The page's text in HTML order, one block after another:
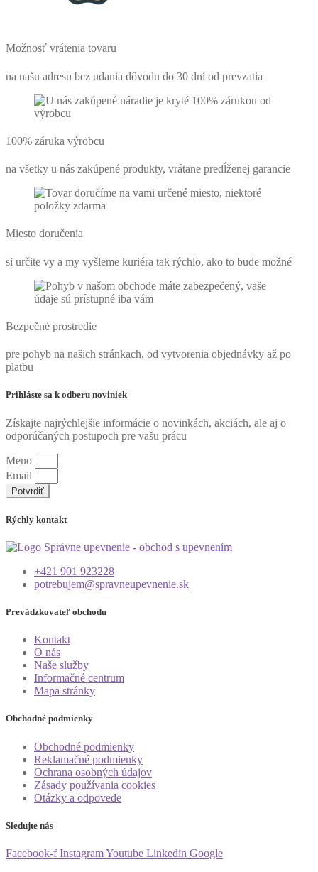
Možnosť vrátenia tovaru
na našu adresu bez udania dôvodu do 30 dní od prevzatia
100% záruka výrobcu
na všetky u nás zakúpené produkty, vrátane predĺženej garancie
Miesto doručenia
si určite vy a my vyšleme kuriéra tak rýchlo, ako to bude možné
Bezpečné prostredie
pre pohyb na našich stránkach, od vytvorenia objednávky až po
platbu
Prihláste sa k odberu noviniek
Získajte najrýchlejšie informácie o novinkách, akciách, ale aj o
odporúčaných postupoch pre vašu prácu
Meno
Email
Potvrdiť
Rýchly kontakt
+421 901 923228
potrebujem@spravneupevnenie.sk
Prevádzkovateľ obchodu
Kontakt
O nás
Naše služby
Informačné centrum
Mapa stránky
Obchodné podmienky
Obchodné podmienky
Reklamačné podmienky
Ochrana osobných údajov
Zásady používania cookies
Otázky a odpovede
Sledujte nás
Facebook-f InstagramYoutube Linkedin Google